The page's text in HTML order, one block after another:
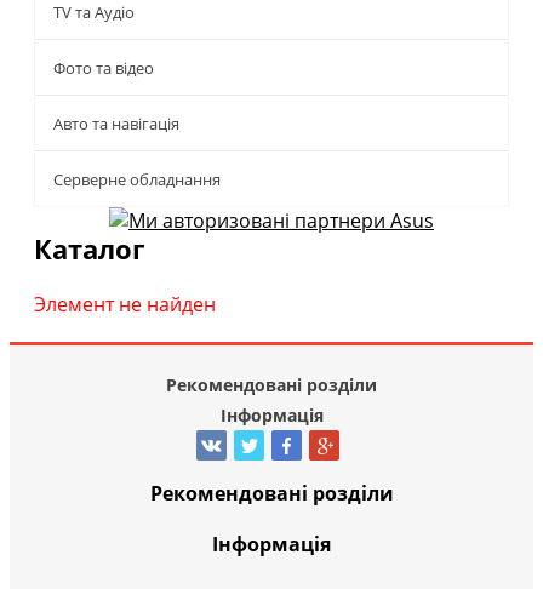
TV та Аудіо
Фото та відео
Авто та навігація
Серверне обладнання
Каталог
Элемент не найден
Рекомендовані розділи
Інформація
Рекомендовані розділи
Інформація